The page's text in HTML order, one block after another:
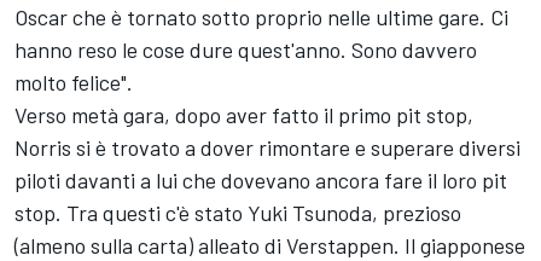
Oscar che è tornato sotto proprio nelle ultime gare. Ci
hanno reso le cose dure quest'anno. Sono davvero
molto felice".
Verso metà gara, dopo aver fatto il primo pit stop,
Norris si è trovato a dover rimontare e superare diversi
piloti davanti a lui che dovevano ancora fare il loro pit
stop. Tra questi c'è stato Yuki Tsunoda, prezioso
(almeno sulla carta) alleato di Verstappen. Il giapponese